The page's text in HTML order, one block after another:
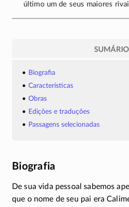
último um de seus maiores
SUMÁRIO
Biografia
Características
Obras
Edições e traduções
Passagens selecionadas
Biografia
De sua vida pessoal sabemos
que o nome de seu pai era